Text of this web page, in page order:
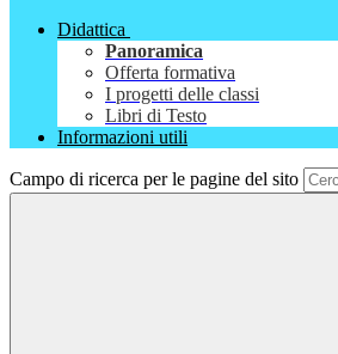
Didattica
Panoramica
Offerta formativa
I progetti delle classi
Libri di Testo
Informazioni utili
Campo di ricerca per le pagine del sito